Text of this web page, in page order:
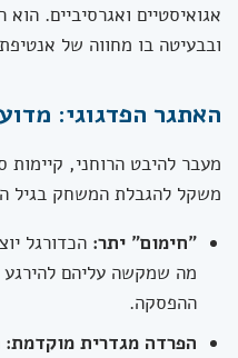
אגואיסטיים ואגרסיביים.
ובבעיטה בו מחווה של
האתגר הפדגוגי:
מעבר להיבט הרוחני, קיימות
משקל להגבלת המשחק בגיל
"חימום" יתר: הכדורגל
מה שמקשה עליהם
ההפסקה.
הפרדה מגדרית מוקדמת: